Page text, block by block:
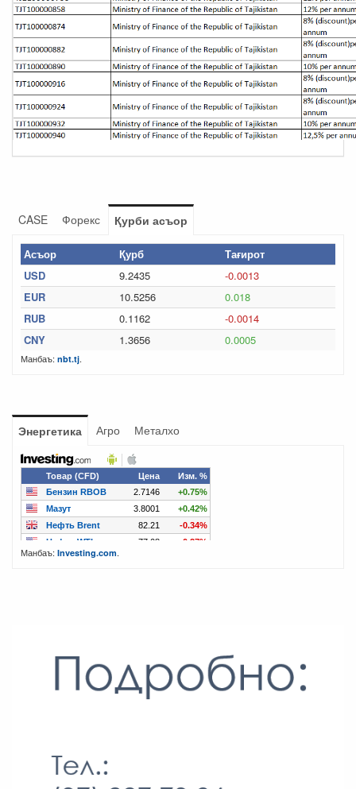
CASE Форекс Қурби асъор
Асъор Қурб
Тағирот
USD
9.2435
-0.0013
EUR
10.5256
0.018
RUB
0.1162
-0.0014
CNY
1.3656 0.0005
Манбаъ: nbt.tj.
Энергетика Агро Металхо
Манбаъ: Investing.com.